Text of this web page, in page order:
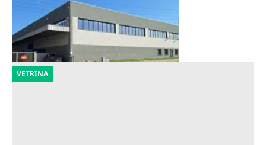
Ravenna (Ravenna)
1.185.600 €
25/09/2026
VETRINA